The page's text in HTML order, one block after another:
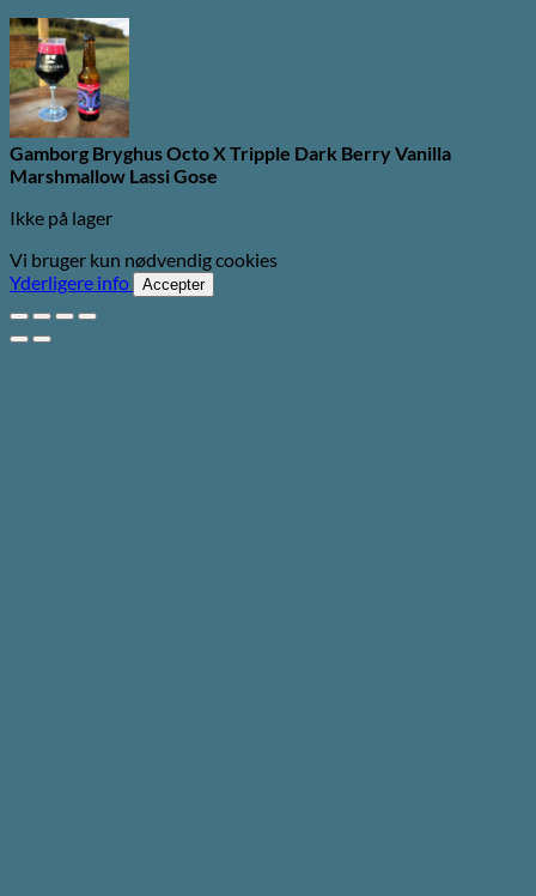
Gamborg Bryghus Octo X Tripple Dark Berry Vanilla
Marshmallow Lassi Gose
Ikke på lager
Vi bruger kun nødvendig cookies
Yderligere info
Accepter